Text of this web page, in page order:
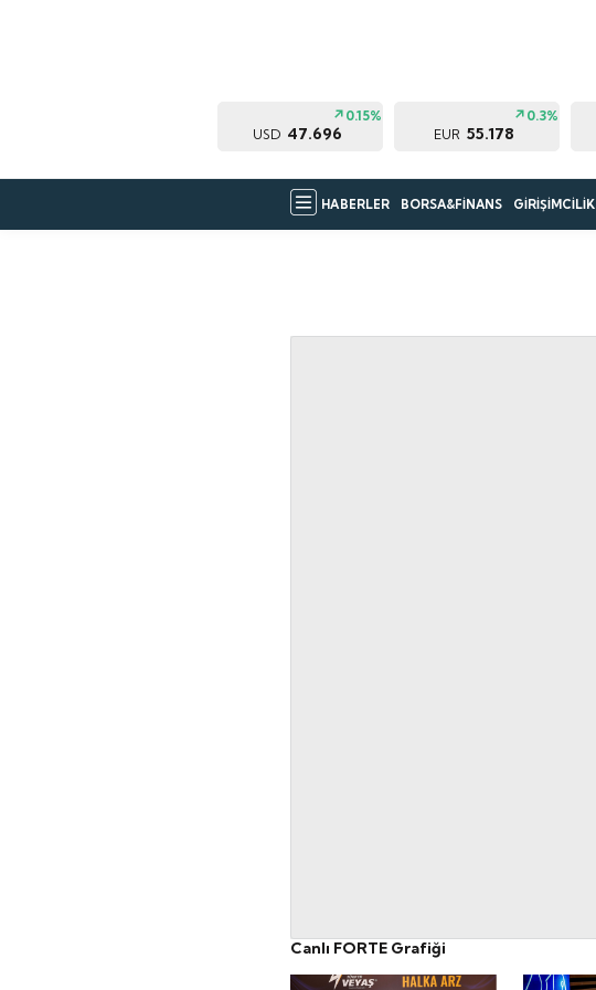
USD 47.696
0.15%
EUR 55.178
0.3%
HABERLER BORSA&FİNANS GİRİŞİMCİLİK
Canlı FORTE Grafiği